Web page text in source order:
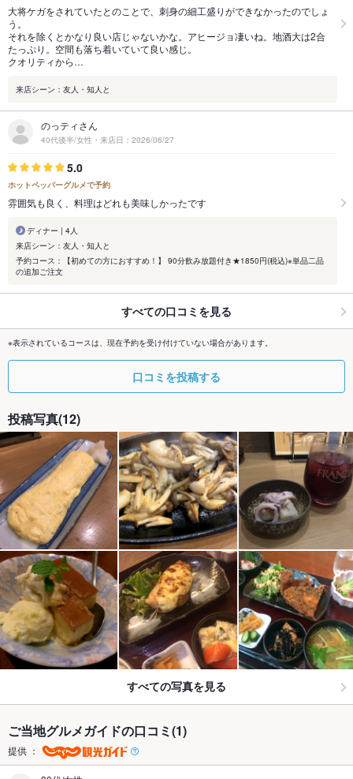
大将ケガをされていたとのことで、刺身の細工盛りができなかったのでしょ
う。
それを除くとかなり良い店じゃないかな。アヒージョ凄いね。地酒大は2合
たっぷり。空間も落ち着いていて良い感じ。
クオリティから…
来店シーン：友人・知人と
のっティさん
40代後半/女性・来店日：2026/06/27
5.0
ホットペッパーグルメで予約
雰囲気も良く、料理はどれも美味しかったです
ディナー | 4人
来店シーン：友人・知人と
予約コース：【初めての方におすすめ！】 90分飲み放題付き★1850円(税込)※単品二品
の追加ご注文
すべての口コミを見る
※表示されているコースは、現在予約を受け付けていない場合があります。
口コミを投稿する
投稿写真(12)
すべての写真を見る
ご当地グルメガイドの口コミ(1)
提供 ：